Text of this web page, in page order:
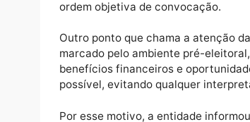
destaca.
O sindicato lembra que a
expressamente a necessidade
especialmente a
Diante disso, a entidade